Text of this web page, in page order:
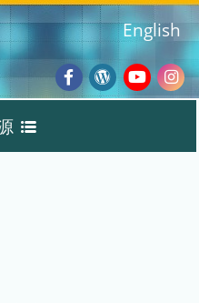
Facebook
Wordpress
English